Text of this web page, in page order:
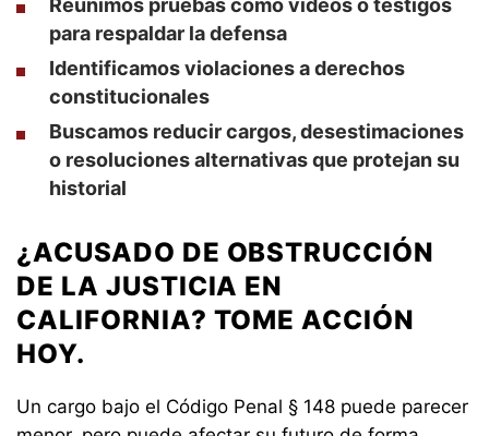
para respaldar la defensa
Identificamos violaciones a derechos
constitucionales
Buscamos reducir cargos, desestimaciones
o resoluciones alternativas que protejan su
historial
¿ACUSADO DE OBSTRUCCIÓN
DE LA JUSTICIA EN
CALIFORNIA? TOME ACCIÓN
HOY.
Un cargo bajo el Código Penal § 148 puede parecer